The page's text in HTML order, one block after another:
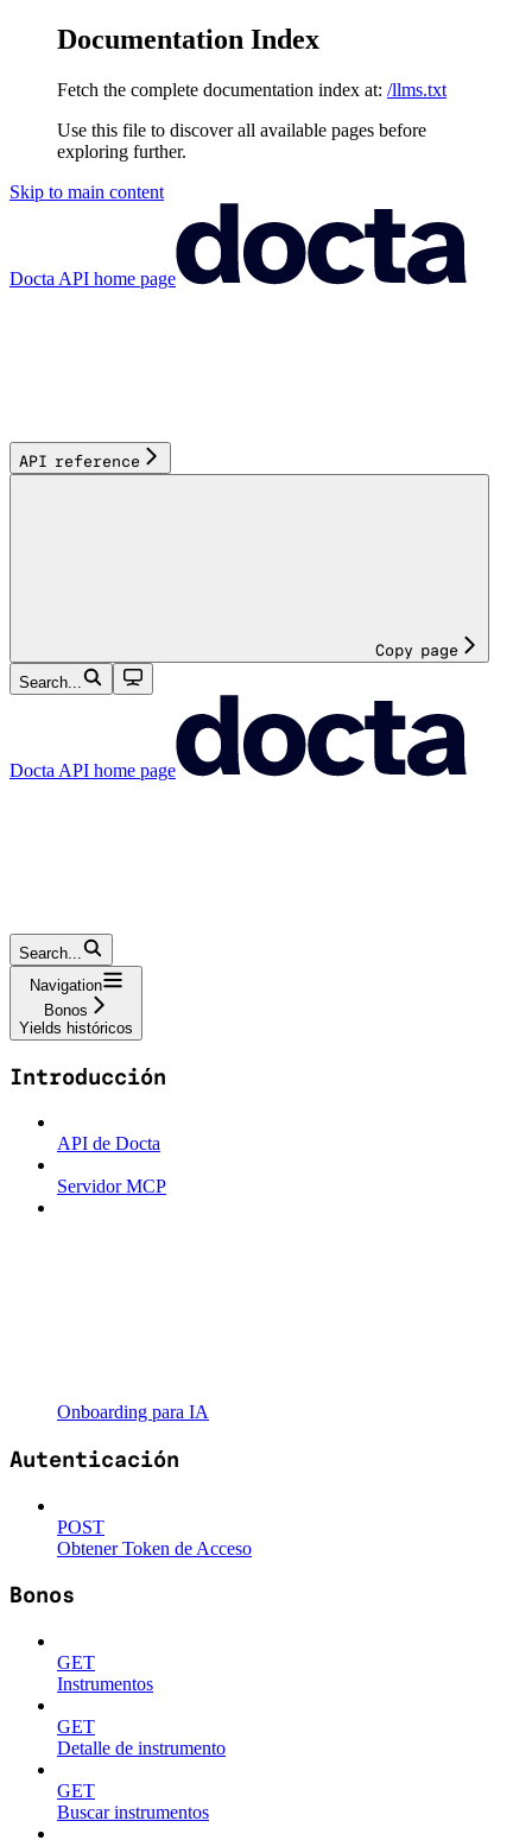
Documentation Index
Fetch the complete documentation index at: /llms.txt
Use this file to discover all available pages before
exploring further.
Skip to main content
Docta API home page
API reference
Copy page
Search...
Docta API home page
Search...
Navigation
Bonos
Yields históricos
Introducción
API de Docta
Servidor MCP
Onboarding para IA
Autenticación
POST
Obtener Token de Acceso
Bonos
GET
Instrumentos
GET
Detalle de instrumento
GET
Buscar instrumentos